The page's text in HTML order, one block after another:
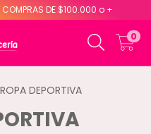
COMPRAS DE $100.000 o +
0
ROPA DEPORTIVA